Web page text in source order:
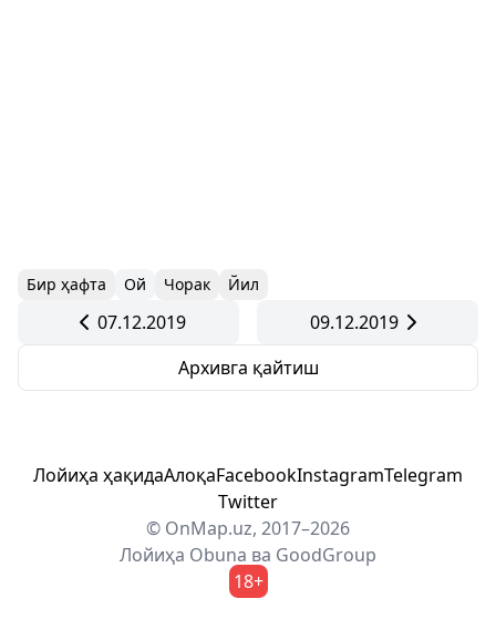
Бир ҳафта Ой Чорак Йил
07.12.2019
09.12.2019
Архивга қайтиш
Лойиҳа ҳақидаАлоқаFacebookInstagramTelegram
Twitter
© OnMap.uz, 2017–2026
Лойиҳа Obuna ва GoodGroup
18+